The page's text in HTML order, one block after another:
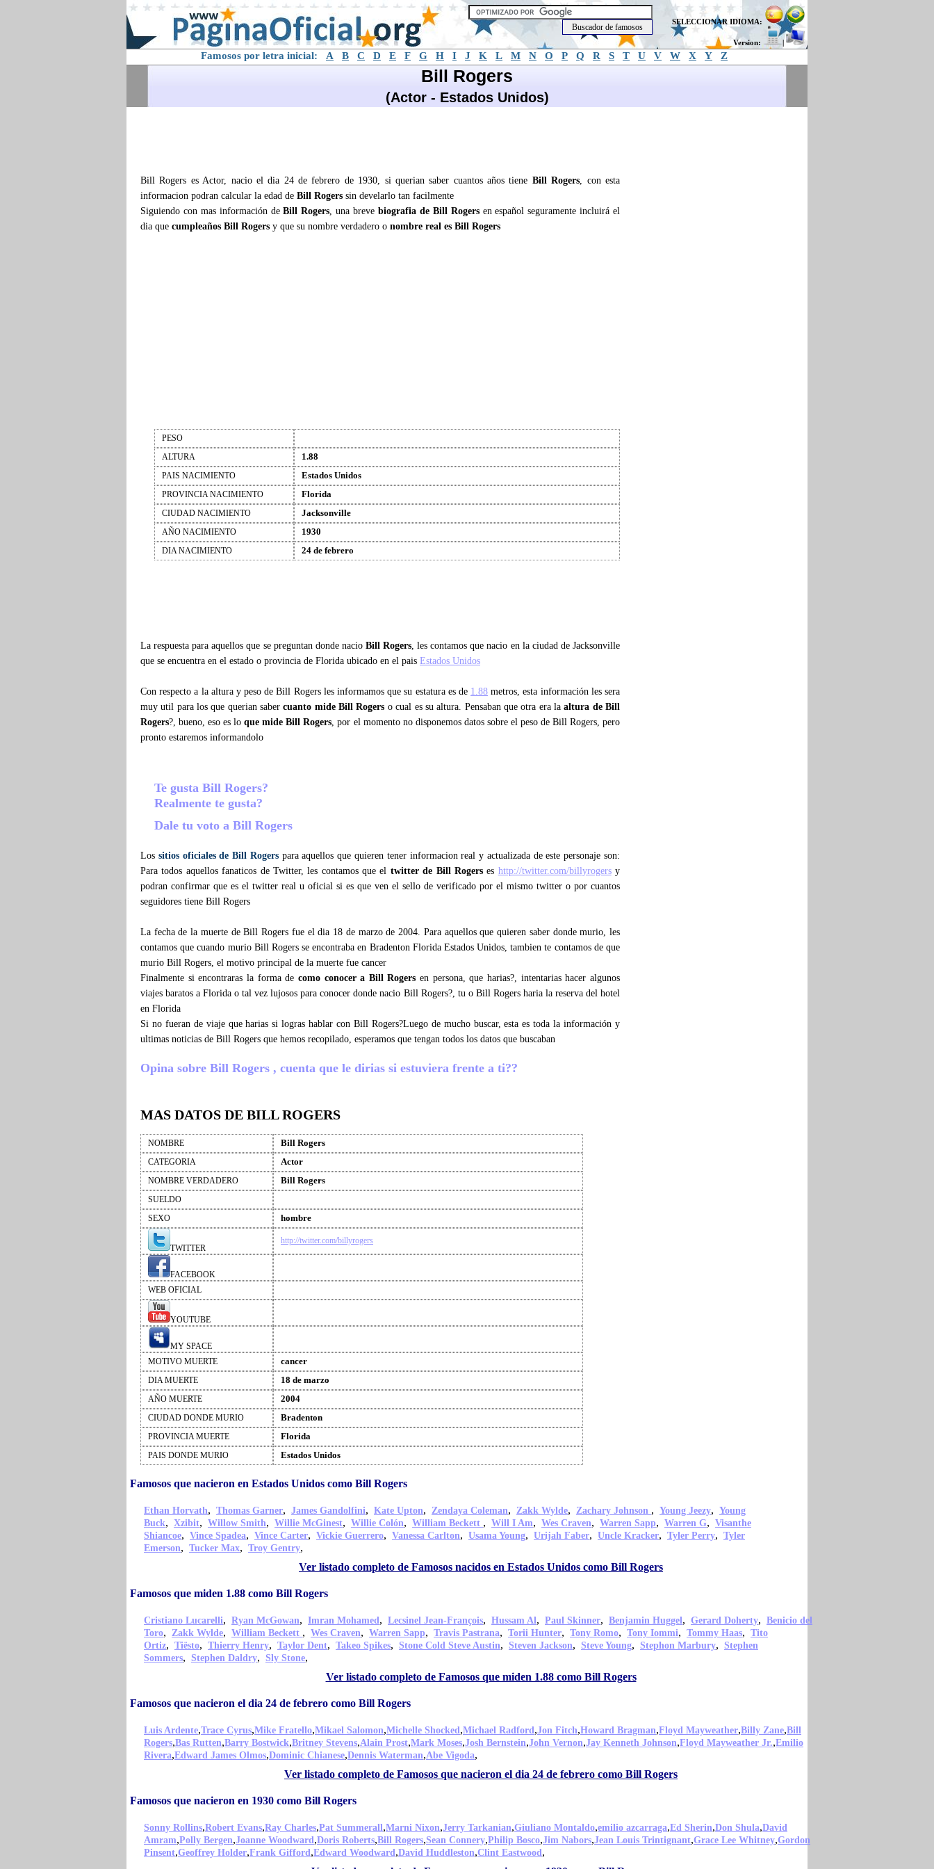
SELECCIONAR IDIOMA:
Version: |
Famosos por letra inicial: A B C D E F G H I J K L M N O P Q R S T U V W X Y Z
Bill Rogers
(Actor - Estados Unidos)
Bill Rogers es Actor, nacio el dia 24 de febrero de 1930, si querian saber cuantos años tiene Bill Rogers, con esta
informacion podran calcular la edad de Bill Rogers sin develarlo tan facilmente
Siguiendo con mas información deBill Rogers, una breve biografia de Bill Rogersen español seguramente incluirá el
dia que cumpleaños Bill Rogers y que su nombre verdadero o nombre real es Bill Rogers
PESO
ALTURA
1.88
PAIS NACIMIENTO Estados Unidos
PROVINCIA NACIMIENTO Florida
CIUDAD NACIMIENTO Jacksonville
AÑO NACIMIENTO 1930
DIA NACIMIENTO 24 de febrero
La respuesta para aquellos que se preguntan donde nacio Bill Rogers, les contamos que nacio en la ciudad de Jacksonville
que se encuentra en el estado o provincia de Florida ubicado en el pais Estados Unidos
Con respecto a la altura y peso de Bill Rogers les informamos que su estatura es de 1.88 metros, esta información les sera
muy util para los que querian sabercuanto mide Bill Rogers o cual es su altura. Pensaban que otra era laaltura de Bill
Rogers?, bueno, eso es loque mide Bill Rogers, por el momento no disponemos datos sobre el peso de Bill Rogers, pero
pronto estaremos informandolo
Te gusta Bill Rogers?
Realmente te gusta?
Dale tu voto a Bill Rogers
Los sitios oficiales de Bill Rogerspara aquellos que quieren tener informacion real y actualizada de este personaje son:
Para todos aquellos fanaticos de Twitter, les contamos que el twitter de Bill Rogerses http://twitter.com/billyrogersy
podran confirmar que es el twitter real u oficial si es que ven el sello de verificado por el mismo twitter o por cuantos
seguidores tiene Bill Rogers
La fecha de la muerte de Bill Rogers fue el dia 18 de marzo de 2004. Para aquellos que quieren saber donde murio, les
contamos que cuando murio Bill Rogers se encontraba en Bradenton Florida Estados Unidos, tambien te contamos de que
murio Bill Rogers, el motivo principal de la muerte fue cancer
Finalmente si encontraras la forma de como conocer a Bill Rogers en persona, que harias?, intentarias hacer algunos
viajes baratos a Florida o tal vez lujosos para conocer donde nacio Bill Rogers?, tu o Bill Rogers haria la reserva del hotel
en Florida
Si no fueran de viaje que harias si logras hablar con Bill Rogers?Luego de mucho buscar, esta es toda la información y
ultimas noticias de Bill Rogers que hemos recopilado, esperamos que tengan todos los datos que buscaban
Opina sobre Bill Rogers , cuenta que le dirias si estuviera frente a ti??
MAS DATOS DE BILL ROGERS
NOMBRE Bill Rogers
CATEGORIA Actor
NOMBRE VERDADERO Bill Rogers
SUELDO
SEXO
hombre
TWITTER
http://twitter.com/billyrogers
FACEBOOK
WEB OFICIAL
YOUTUBE
MY SPACE
MOTIVO MUERTE
cancer
DIA MUERTE 18 de marzo
AÑO MUERTE 2004
CIUDAD DONDE MURIO Bradenton
PROVINCIA MUERTE Florida
PAIS DONDE MURIO Estados Unidos
Famosos que nacieron en Estados Unidos como Bill Rogers
Ethan Horvath, Thomas Garner, James Gandolfini, Kate Upton, Zendaya Coleman, Zakk Wylde, Zachary Johnson , Young Jeezy, Young
Buck, Xzibit, Willow Smith, Willie McGinest, Willie Colón, William Beckett , Will I Am, Wes Craven, Warren Sapp, Warren G, Visanthe
Shiancoe, Vince Spadea, Vince Carter, Vickie Guerrero, Vanessa Carlton, Usama Young, Urijah Faber, Uncle Kracker, Tyler Perry, Tyler
Emerson, Tucker Max, Troy Gentry,
Ver listado completo de Famosos nacidos en Estados Unidos como Bill Rogers
Famosos que miden 1.88 como Bill Rogers
Cristiano Lucarelli, Ryan McGowan, Imran Mohamed, Lecsinel Jean-François, Hussam Al, Paul Skinner, Benjamin Huggel, Gerard Doherty, Benicio del
Toro, Zakk Wylde, William Beckett , Wes Craven, Warren Sapp, Travis Pastrana, Torii Hunter, Tony Romo, Tony Iommi, Tommy Haas, Tito
Ortiz, Tiësto, Thierry Henry, Taylor Dent, Takeo Spikes, Stone Cold Steve Austin, Steven Jackson, Steve Young, Stephon Marbury, Stephen
Sommers, Stephen Daldry, Sly Stone,
Ver listado completo de Famosos que miden 1.88 como Bill Rogers
Famosos que nacieron el dia 24 de febrero como Bill Rogers
Luis Ardente,Trace Cyrus,Mike Fratello,Mikael Salomon,Michelle Shocked,Michael Radford,Jon Fitch,Howard Bragman,Floyd Mayweather,Billy Zane,Bill
Rogers,Bas Rutten,Barry Bostwick,Britney Stevens,Alain Prost,Mark Moses,Josh Bernstein,John Vernon,Jay Kenneth Johnson,Floyd Mayweather Jr.,Emilio
Rivera,Edward James Olmos,Dominic Chianese,Dennis Waterman,Abe Vigoda,
Ver listado completo de Famosos que nacieron el dia 24 de febrero como Bill Rogers
Famosos que nacieron en 1930 como Bill Rogers
Sonny Rollins,Robert Evans,Ray Charles,Pat Summerall,Marni Nixon,Jerry Tarkanian,Giuliano Montaldo,emilio azcarraga,Ed Sherin,Don Shula,David
Amram,Polly Bergen,Joanne Woodward,Doris Roberts,Bill Rogers,Sean Connery,Philip Bosco,Jim Nabors,Jean Louis Trintignant,Grace Lee Whitney,Gordon
Pinsent,Geoffrey Holder,Frank Gifford,Edward Woodward,David Huddleston,Clint Eastwood,